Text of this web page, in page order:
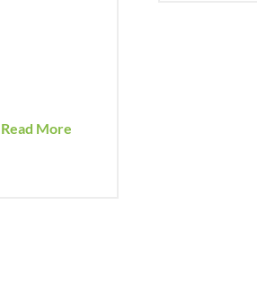
Read More